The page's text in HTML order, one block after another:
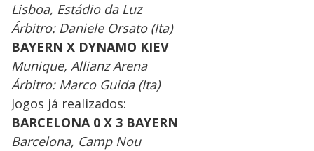
Lisboa, Estádio da Luz
Árbitro: Daniele Orsato (Ita)
BAYERN X DYNAMO KIEV
Munique, Allianz Arena
Árbitro: Marco Guida (Ita)
Jogos já realizados:
BARCELONA 0 X 3 BAYERN
Barcelona, Camp Nou